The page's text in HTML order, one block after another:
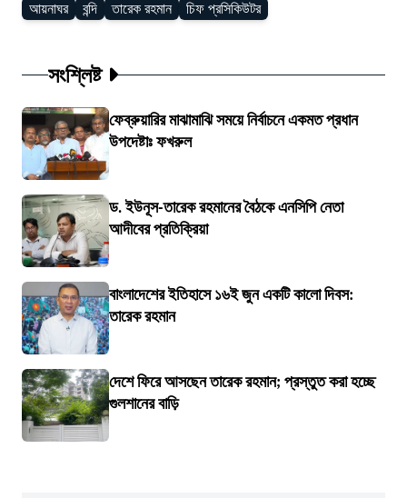
আয়নাঘর বন্দি তারেক রহমান চিফ প্রসিকিউটর
সংশ্লিষ্ট
ফেব্রুয়ারির মাঝামাঝি সময়ে নির্বাচনে একমত প্রধান
উপদেষ্টাঃ ফখরুল
ড. ইউনূস-তারেক রহমানের বৈঠকে এনসিপি নেতা
আদীবের প্রতিক্রিয়া
বাংলাদেশের ইতিহাসে ১৬ই জুন একটি কালো দিবস:
তারেক রহমান
দেশে ফিরে আসছেন তারেক রহমান; প্রস্তুত করা হচ্ছে
গুলশানের বাড়ি